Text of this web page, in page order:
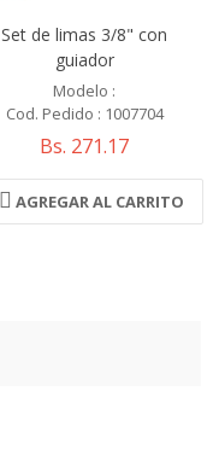
Set de limas 3/8" con
guiador
Modelo :
Cod. Pedido : 1007704
Bs. 271.17
AGREGAR AL CARRITO